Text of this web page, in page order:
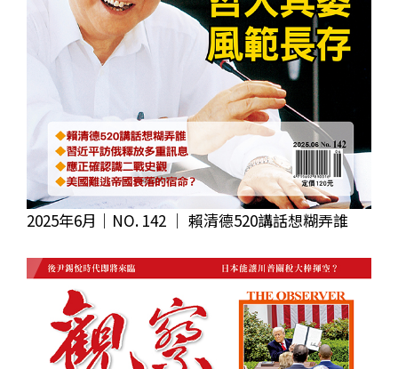
2025年6月｜NO. 142 │ 賴清德520講話想糊弄誰